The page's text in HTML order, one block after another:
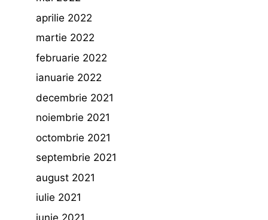
aprilie 2022
martie 2022
februarie 2022
ianuarie 2022
decembrie 2021
noiembrie 2021
octombrie 2021
septembrie 2021
august 2021
iulie 2021
iunie 2021